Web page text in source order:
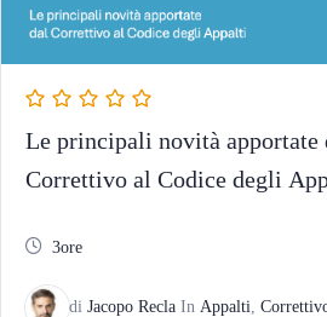
Le principali novità apportate
Correttivo al Codice degli
3ore
di Jacopo Recla In Appalti